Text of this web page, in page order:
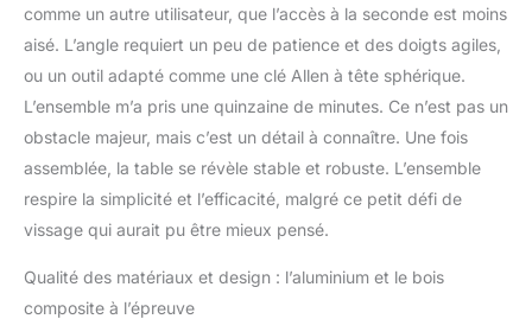
plateau de table en bois
composite est facile à
entretenir. Il s'agit d'un
matériau composite très
robuste et étanche en
bois / plastique. Les
patins de protection
rayures permettant une
utilisation à l'extérieur
CONFORT ÉLEVÉ - Le
comme un autre utilisateur, que l’accès à la seconde est moins
aisé. L’angle requiert un peu de patience et des doigts agiles,
ou un outil adapté comme une clé Allen à tête sphérique.
L’ensemble m’a pris une quinzaine de minutes. Ce n’est pas un
obstacle majeur, mais c’est un détail à connaître. Une fois
assemblée, la table se révèle stable et robuste. L’ensemble
respire la simplicité et l’efficacité, malgré ce petit défi de
vissage qui aurait pu être mieux pensé.
Qualité des matériaux et design : l’aluminium et le bois
composite à l’épreuve